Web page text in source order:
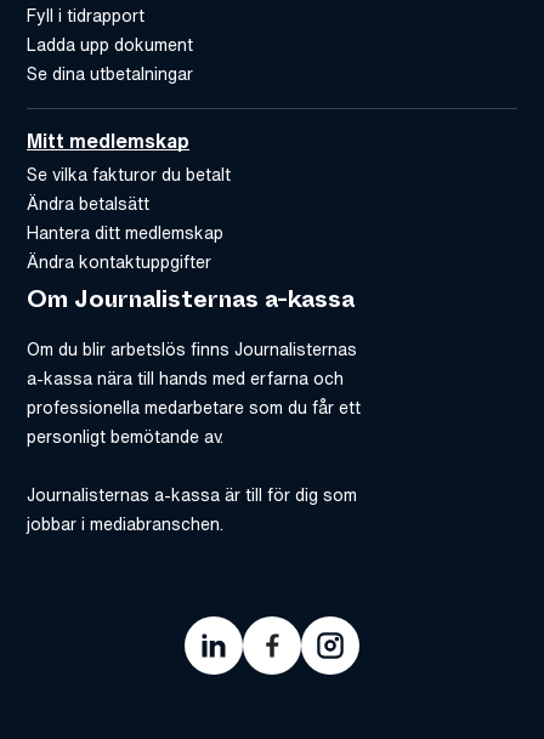
Fyll i tidrapport
Ladda upp dokument
Se dina utbetalningar
Mitt medlemskap
Se vilka fakturor du betalt
Ändra betalsätt
Hantera ditt medlemskap
Ändra kontaktuppgifter
Om Journalisternas a-kassa
Om du blir arbetslös finns Journalisternas
a-kassa nära till hands med erfarna och
professionella medarbetare som du får ett
personligt bemötande av.
Journalisternas a-kassa är till för dig som
jobbar i mediabranschen.